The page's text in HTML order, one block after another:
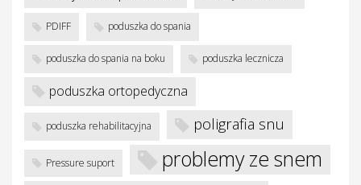
PDIFF poduszka do spania
poduszka do spania na boku poduszka lecznicza
poduszka ortopedyczna
poduszka rehabilitacyjna poligrafia snu
Pressure suport problemy ze snem